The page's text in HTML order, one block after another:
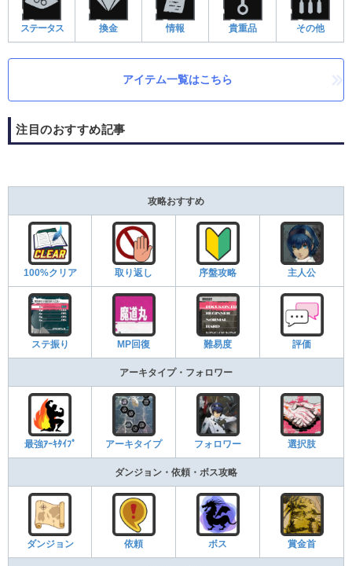
ステータス 換金 情報 貴重品 その他
アイテム一覧はこちら
注目のおすすめ記事
攻略おすすめ
100%クリア 取り返し 序盤攻略 主人公
ステ振り MP回復 難易度 評価
アーキタイプ・フォロワー
最強ｱｰｷﾀｲﾌﾟ アーキタイプ フォロワー 選択肢
ダンジョン・依頼・ボス攻略
ダンジョン 依頼 ボス 賞金首